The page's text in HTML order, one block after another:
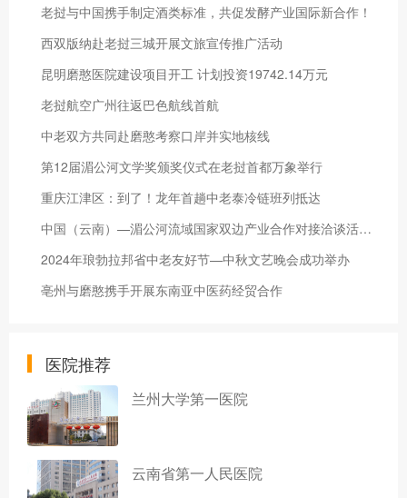
老挝与中国携手制定酒类标准，共促发酵产业国际新合作！
西双版纳赴老挝三城开展文旅宣传推广活动
昆明磨憨医院建设项目开工 计划投资19742.14万元
老挝航空广州往返巴色航线首航
中老双方共同赴磨憨考察口岸并实地核线
第12届湄公河文学奖颁奖仪式在老挝首都万象举行
重庆江津区：到了！龙年首趟中老泰冷链班列抵达
中国（云南）—湄公河流域国家双边产业合作对接洽谈活动举办
2024年琅勃拉邦省中老友好节—中秋文艺晚会成功举办
亳州与磨憨携手开展东南亚中医药经贸合作
医院推荐
兰州大学第一医院
云南省第一人民医院